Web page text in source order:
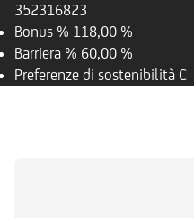
352316823
Bonus % 118,00 %
Barriera % 60,00 %
Preferenze di sostenibilità C